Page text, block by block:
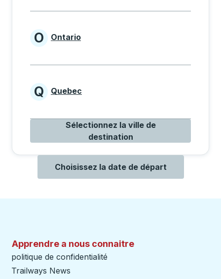
Provinces beginning with O
O Ontario
Provinces beginning with Q
Q Quebec
Sélectionnez la ville de
destination
Choisissez la date de départ
Apprendre a nous connaitre
politique de confidentialité
Trailways News